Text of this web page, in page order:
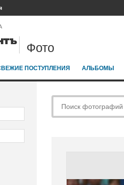
Фото
ПОСТУПЛЕНИЯ АЛЬБОМЫ